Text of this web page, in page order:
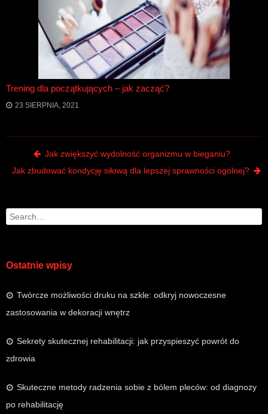
Search
Ostatnie wpisy
Twórcze możliwości druku na szkle: odkryj nowoczesne
zastosowania w dekoracji wnętrz
Sekrety skutecznej rehabilitacji: jak przyspieszyć powrót do
zdrowia
Skuteczne metody radzenia sobie z bólem pleców: od diagnozy
po rehabilitację
Trening dla początkujących – jak zacząć?
23 SIERPNIA, 2021
Post navigation
Jak zwiększyć wydolność organizmu w bieganiu?
Jak zbudować kondycję siłową dla lepszej sprawności ogólnej?